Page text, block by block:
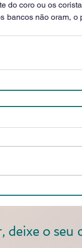
do coro ou os
bancos não oram,
deixe o